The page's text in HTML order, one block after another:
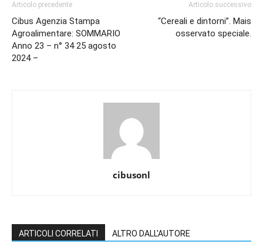
Articolo precedente
Cibus Agenzia Stampa
Agroalimentare: SOMMARIO
Anno 23 – n° 34 25 agosto
2024 –
Articolo successivo
“Cereali e dintorni”. Mais
osservato speciale.
cibusonl
ARTICOLI CORRELATI ALTRO DALL'AUTORE